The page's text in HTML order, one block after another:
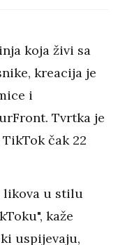
koja živi sa
kreacija je
i
Tvrtka je
čak 22
likova u stilu
kaže
uspijevaju,